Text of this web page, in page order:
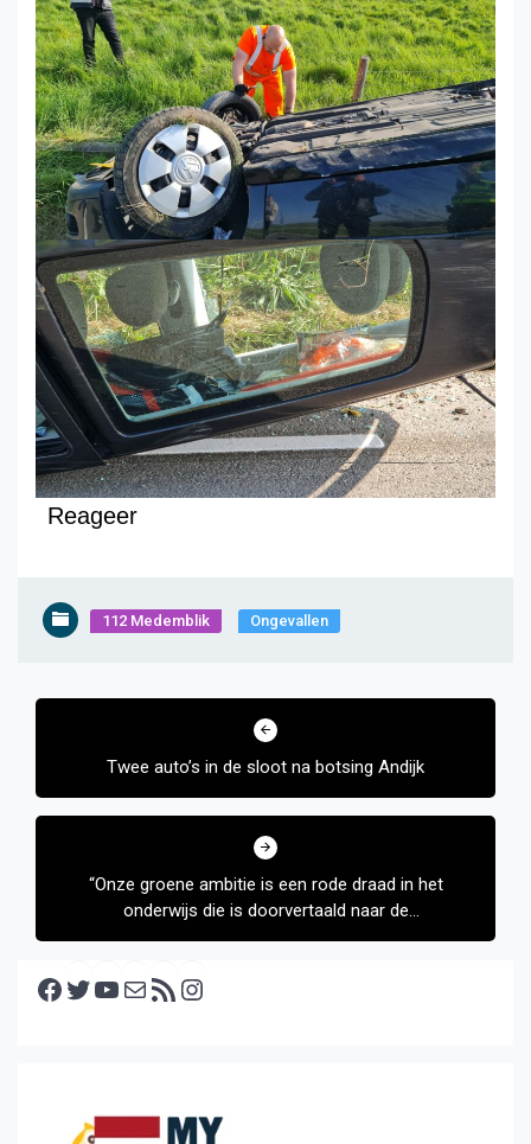
Reageer
112 Medemblik Ongevallen
Bericht
Twee auto’s in de sloot na botsing Andijk
“Onze groene ambitie is een rode draad in het
onderwijs die is doorvertaald naar de
huisvestingsstrategie”
Facebook Twitter YouTube E-mail RSS feed